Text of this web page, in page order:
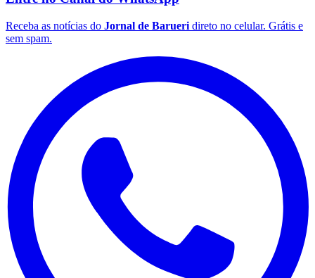
Botafogo
Receba as notícias do Jornal de Barueri direto no celular. Grátis e
sem spam.